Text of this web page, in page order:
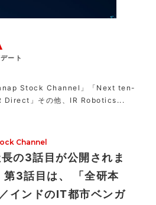
ート
Stock Channel」「Next ten-
Direct」その他、IR Robotics...
Channel
長の3話目が公開されま
3話目は、 「全研本
インドのIT都市ベンガ